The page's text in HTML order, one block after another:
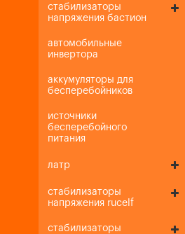
стабилизаторы
напряжения бастион
автомобильные
инвертора
аккумуляторы для
бесперебойников
источники
бесперебойного
питания
латр
стабилизаторы
напряжения rucelf
стабилизаторы